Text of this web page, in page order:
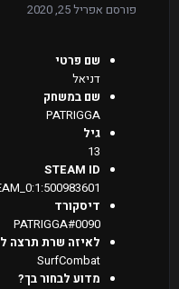
פורסם אפריל 25, 2020
שם פרטי
דניאל
שם במשחק
PATRIGGA
גיל
13
STEAM ID
דיסקורד
PATRIGGA#0090
לאיזה שרת תרצה
SurfCombat
מדוע לבחור בך?